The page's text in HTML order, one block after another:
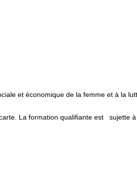
et économique de la femme et à la
La formation qualifiante est sujette